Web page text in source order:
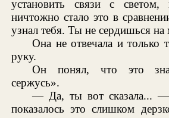
установить связи с
ничтожно стало это в
узнал тебя. Ты не сердишься на
Она не отвечала и только
руку.
Он понял, что это
сержусь».
— Да, ты вот сказала... —
показалось это слишком